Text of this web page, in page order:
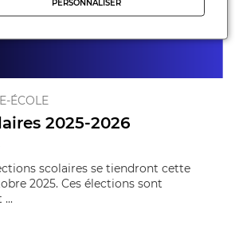
ÉCOLE
2025-2026
scolaires se tiendront cette
2025. Ces élections sont